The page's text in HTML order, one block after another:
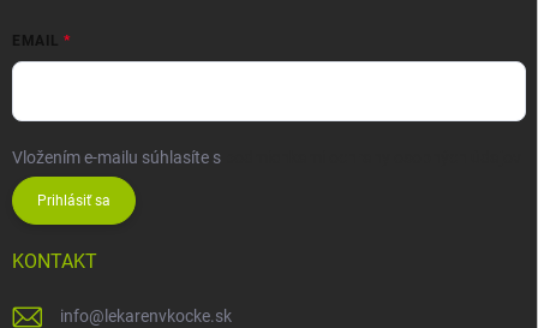
EMAIL
Vložením e-mailu súhlasíte s
Prihlásiť sa
KONTAKT
info@ lekarenvkocke.sk